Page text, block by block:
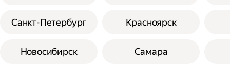
Санкт-Петербург
Новосибирск
Красноярск
Самара